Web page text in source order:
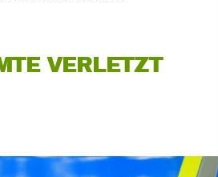
VERLETZT